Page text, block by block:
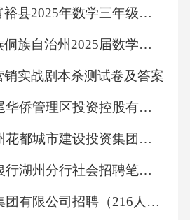
齐齐哈尔市富裕县2025年数学三年级下学期期末学业质量监测试题含答案解析
黔东南南苗族侗族自治州2025届数学四下期中考试模拟试题（含答案解析）
销实战剧本杀测试卷及答案
2025广东汕尾华侨管理区投资控股有限公司人员招聘1人笔试历年常考点试题专练附带答案详解
2025广东广州花都城市建设投资集团有限公司招聘广州花都城投汇鑫运营管理有限公司经理1人笔试历年典型考点题库附带答案详解
2025年浙商银行湖州分行社会招聘笔试历年典型考题及考点剖析附带答案详解
2025年水发集团有限公司招聘（216人）笔试历年备考题库附带答案详解